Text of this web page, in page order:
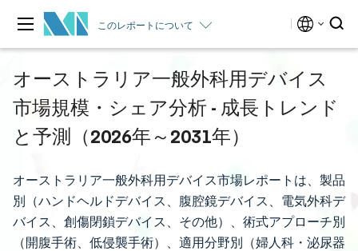
このレポートについて
オーストラリア一般外科用デバイス
市場規模・シェア分析 - 成長トレンド
と予測（2026年～2031年）
オーストラリア一般外科用デバイス市場レポートは、製品
別（ハンドヘルドデバイス、腹腔鏡デバイス、電気外科デ
バイス、創傷閉鎖デバイス、その他）、術式アプローチ別
（開腹手術、低侵襲手術）、適用分野別（婦人科・泌尿器